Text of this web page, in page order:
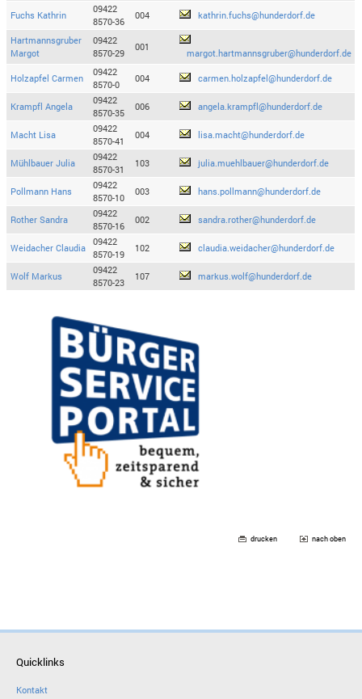
Fuchs Kathrin
09422
8570-36
004 kathrin.fuchs@hunderdorf.de
Hartmannsgruber
Margot
09422
8570-29
001
margot.hartmannsgruber@hunderdorf.de
Holzapfel Carmen
09422
8570-0
004 carmen.holzapfel@hunderdorf.de
Krampfl Angela
09422
8570-35
006 angela.krampfl@hunderdorf.de
Macht Lisa
09422
8570-41
004 lisa.macht@hunderdorf.de
Mühlbauer Julia
09422
8570-31
103 julia.muehlbauer@hunderdorf.de
Pollmann Hans
09422
8570-10
003 hans.pollmann@hunderdorf.de
Rother Sandra
09422
8570-16
002 sandra.rother@hunderdorf.de
Weidacher Claudia
09422
8570-19
102 claudia.weidacher@hunderdorf.de
Wolf Markus
09422
8570-23
107 markus.wolf@hunderdorf.de
drucken nach oben
Quicklinks
Kontakt